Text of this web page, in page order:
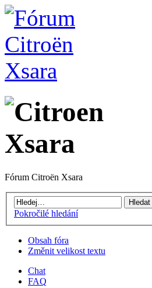
Fórum Citroën Xsara
Pokročilé hledání
Obsah fóra
Změnit velikost textu
Chat
FAQ